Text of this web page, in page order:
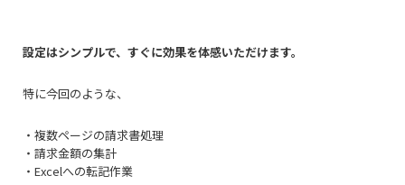
設定はシンプルで、すぐに効果を体感いただけます。
特に今回のような、
・複数ページの請求書処理
・請求金額の集計
・Excelへの転記作業